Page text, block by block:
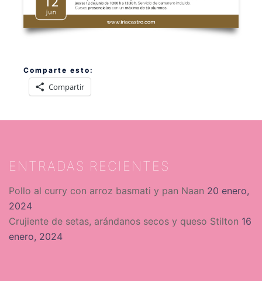
Comparte esto:
Compartir
ENTRADAS RECIENTES
Pollo al curry con arroz basmati y pan Naan 20 enero,
2024
Crujiente de setas, arándanos secos y queso Stilton 16
enero, 2024